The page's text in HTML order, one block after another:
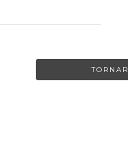
TORNAR